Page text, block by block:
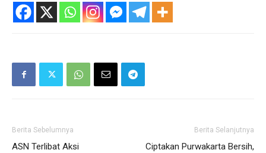
Berita Sebelumnya
ASN Terlibat Aksi
Berita Selanjutnya
Ciptakan Purwakarta Bersih,